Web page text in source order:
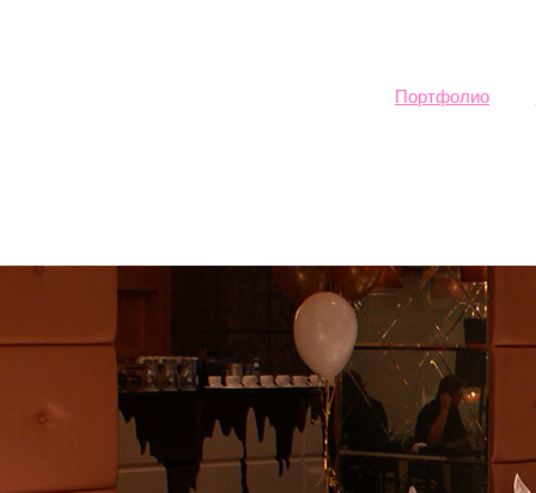
Портфолио